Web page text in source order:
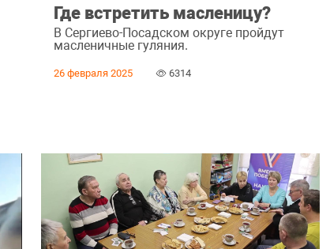
Где встретить масленицу?
В Сергиево-Посадском округе пройдут
масленичные гуляния.
26 февраля 2025 6314